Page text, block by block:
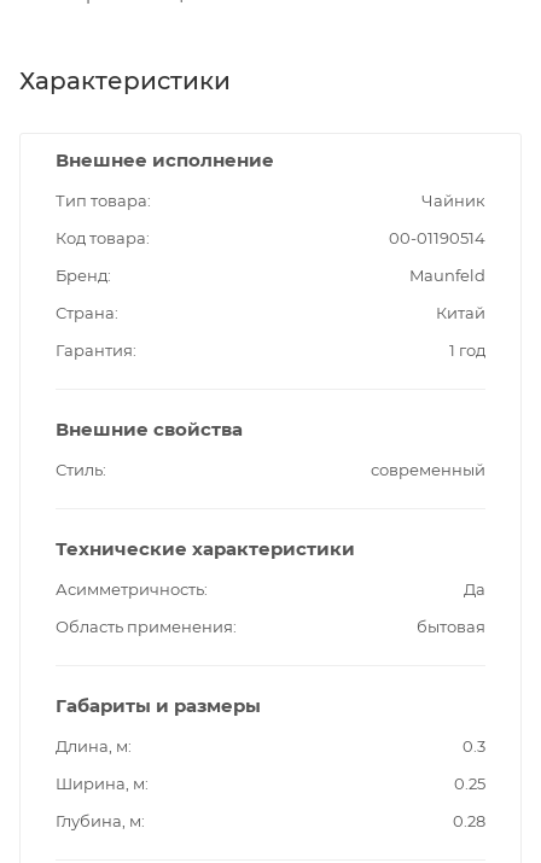
Характеристики
Внешнее исполнение
Тип товара
Чайник
Код товара
00-01190514
Бренд
Maunfeld
Страна
Китай
Гарантия
1 год
Внешние свойства
Стиль современный
Технические характеристики
Асимметричность
Да
Область применения
бытовая
Габариты и размеры
Длина, м
0.3
Ширина, м
0.25
Глубина, м
0.28